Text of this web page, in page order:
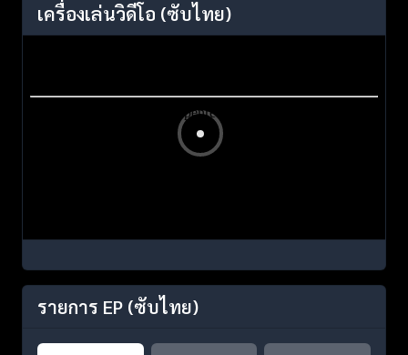
เครื่องเล่นวิดีโอ (ซับไทย)
รายการ EP (ซับไทย)